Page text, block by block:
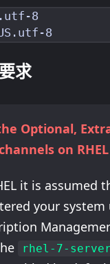
求
Optional,
on RHEL
it is assumed
your system
rhel-7-